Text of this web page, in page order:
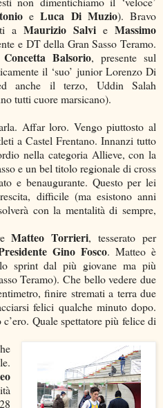
eLuca Di Muzio). Bravo
a Maurizio Salvi e Massimo
e DT della Gran Sasso Teramo.
Concetta Balsorio, presente sul
il ‘suo’ junior Lorenzo Di
anche il terzo, Uddin Salah
tutti cuore marsicano).
Affar loro. Vengo piuttosto al
a Castel Frentano. Innanzi tutto
nella categoria Allieve, con la
e un bel titolo regionale di cross
e benaugurante. Questo per lei
difficile (ma esistono anni
con la mentalità di sempre,
Matteo Torrieri, tesserato per
Gino Fosco. Matteo è
sprint dal più giovane ma più
Teramo). Che bello vedere due
finire stremati a terra due
felici qualche minuto dopo.
Quale spettatore più felice di